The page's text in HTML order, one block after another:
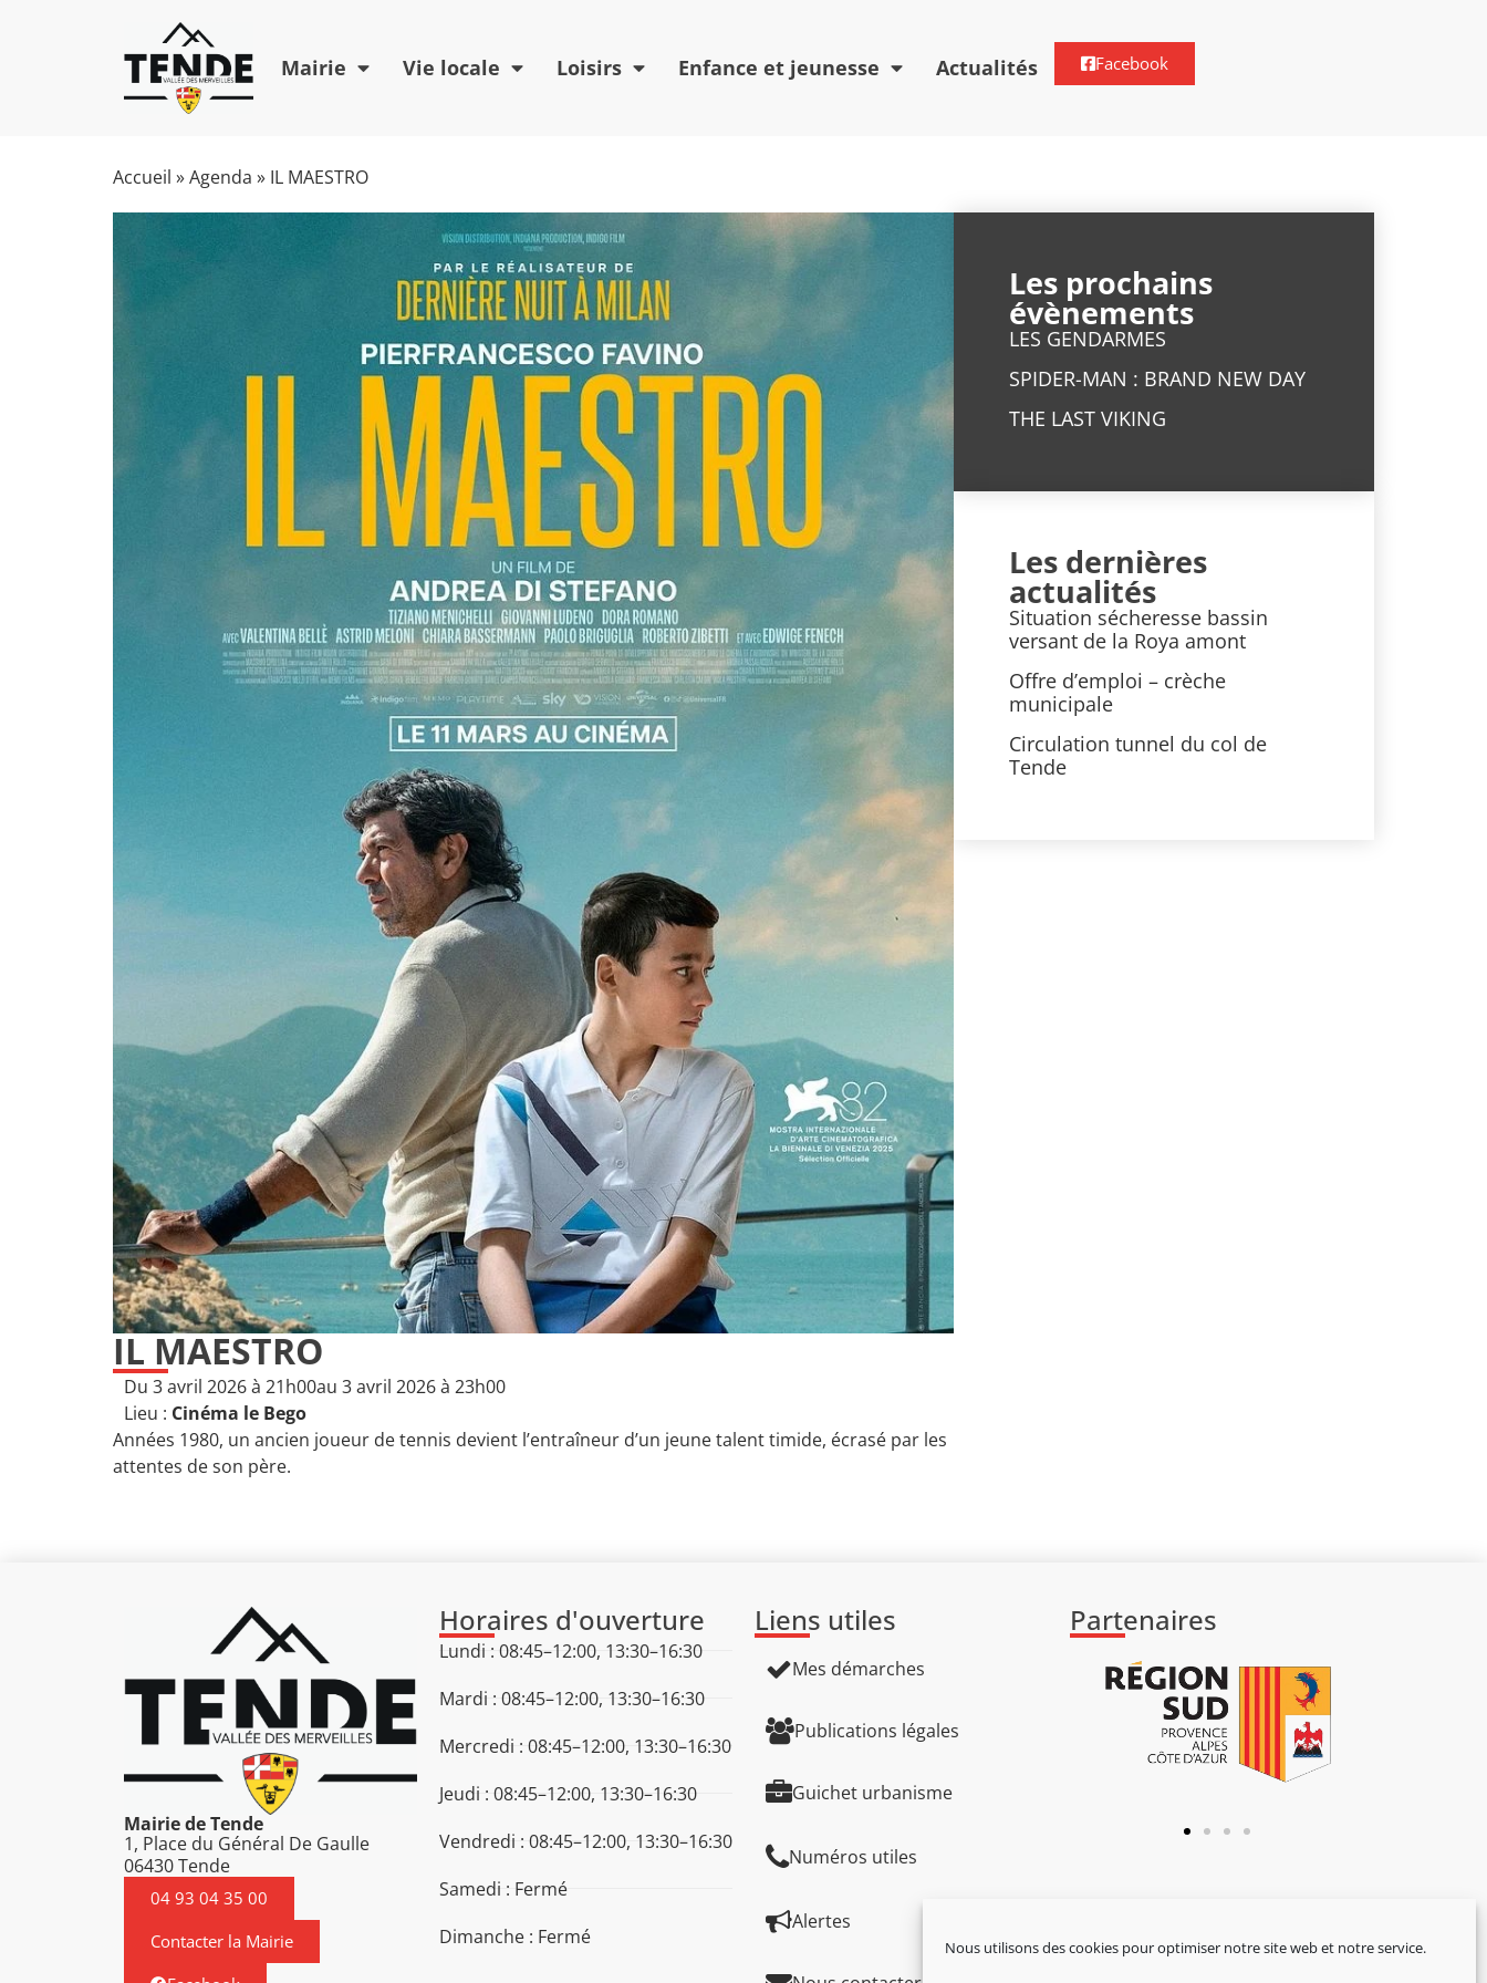
Nous utilisons des cookies pour optimiser notre site web et notre service.
Mairie Vie locale Loisirs Enfance et jeunesse Actualités Facebook
Accueil »Agenda » IL MAESTRO
IL MAESTRO
Du 3 avril 2026 à 21h00au 3 avril 2026 à 23h00
Lieu : Cinéma le Bego
Années 1980, un ancien joueur de tennis devient l’entraîneur d’un jeune talent timide, écrasé par les
attentes de son père.
Les prochains
évènements
LES GENDARMES
SPIDER-MAN : BRAND NEW DAY
THE LAST VIKING
Les dernières
actualités
Situation sécheresse bassin
versant de la Roya amont
Offre d’emploi – crèche
municipale
Circulation tunnel du col de
Tende
Mairie de Tende
1, Place du Général De Gaulle
06430 Tende
04 93 04 35 00
Contacter la Mairie
Horaires d'ouverture
Lundi : 08:45–12:00, 13:30–16:30
Mardi : 08:45–12:00, 13:30–16:30
Mercredi : 08:45–12:00, 13:30–16:30
Jeudi : 08:45–12:00, 13:30–16:30
Vendredi : 08:45–12:00, 13:30–16:30
Samedi : Fermé
Dimanche : Fermé
Liens utiles
Mes démarches
Publications légales
Guichet urbanisme
Numéros utiles
Alertes
Partenaires